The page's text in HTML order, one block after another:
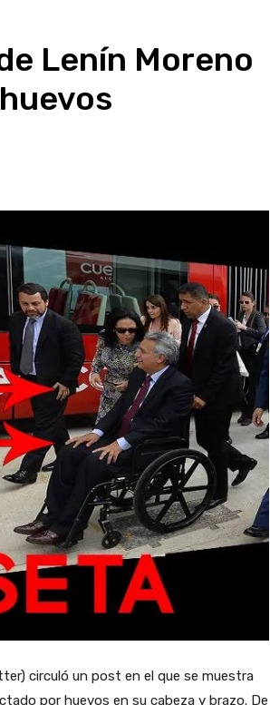
Lenín Moreno
circuló un post en el que se muestra
por huevos en su cabeza y brazo. De